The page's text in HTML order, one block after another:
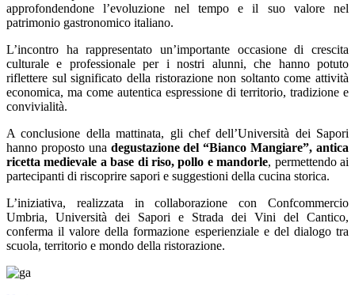
approfondendone l’evoluzione nel tempo e il suo valore nel
patrimonio gastronomico italiano.
L’incontro ha rappresentato un’importante occasione di crescita
culturale e professionale per i nostri alunni, che hanno potuto
riflettere sul significato della ristorazione non soltanto come attività
economica, ma come autentica espressione di territorio, tradizione e
convivialità.
A conclusione della mattinata, gli chef dell’Università dei Sapori
hanno proposto una degustazione del “Bianco Mangiare”, antica
ricetta medievale a base di riso, pollo e mandorle, permettendo ai
partecipanti di riscoprire sapori e suggestioni della cucina storica.
L’iniziativa, realizzata in collaborazione con Confcommercio
Umbria, Università dei Sapori e Strada dei Vini del Cantico,
conferma il valore della formazione esperienziale e del dialogo tra
scuola, territorio e mondo della ristorazione.